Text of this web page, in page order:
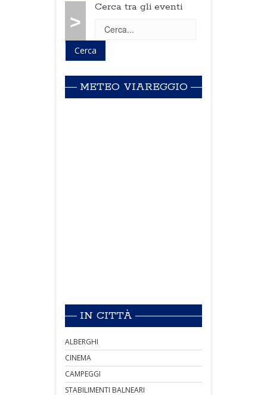
>
Cerca tra gli eventi
METEO VIAREGGIO
IN CITTÀ
ALBERGHI
CINEMA
CAMPEGGI
STABILIMENTI BALNEARI